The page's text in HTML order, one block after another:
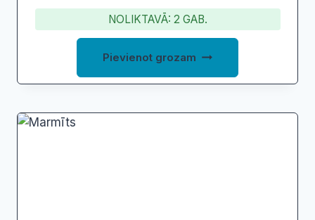
price
was:
205,03 €.
price
is:
128,99 €.
NOLIKTAVĀ: 2 GAB.
Pievienot grozam